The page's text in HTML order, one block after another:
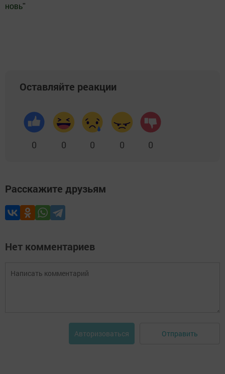
новь"
Оставляйте реакции
0 0 0 0 0
Расскажите друзьям
Нет комментариев
Авторизоваться Отправить